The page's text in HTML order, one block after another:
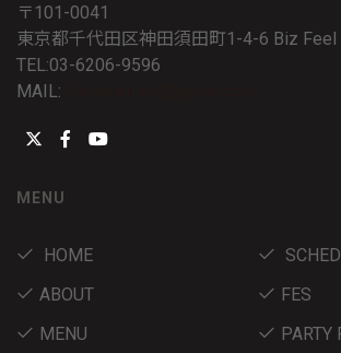
〒101-0041
東京都千代田区神田須田町1-4-6 Biz Feel
TEL:03-6206-9596
MAIL:
MENU
HOME
ABOUT
FES
MENU
PARTY